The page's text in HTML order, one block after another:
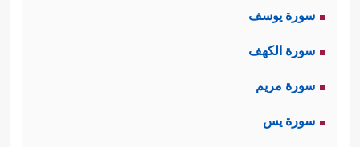
سورة يوسف
سورة الكهف
سورة مريم
سورة يس